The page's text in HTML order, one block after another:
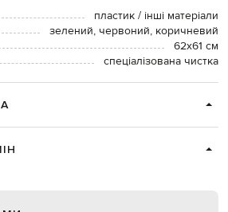
пластик / інші матеріали
зелений, червоний, коричневий
62х61 см
спеціалізована чистка